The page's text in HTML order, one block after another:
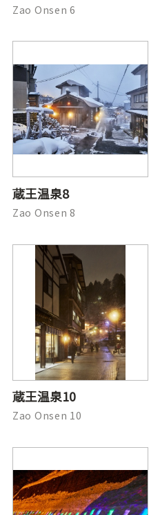
Zao Onsen 6
蔵王温泉8
Zao Onsen 8
蔵王温泉10
Zao Onsen 10